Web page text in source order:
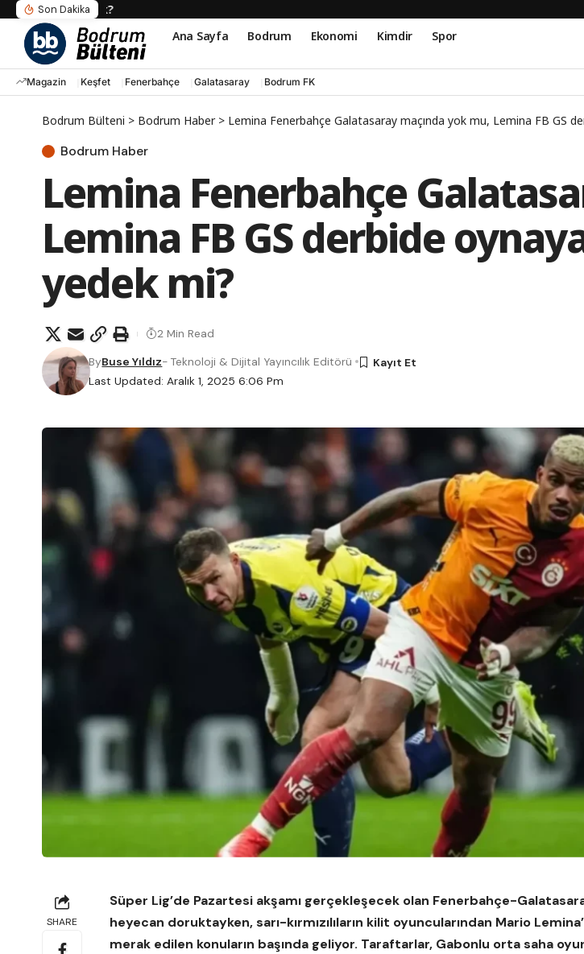
Son Dakika
Süleyman Soylu’dan Sert Yanıt: Beni İffetsiz Ortamda Arayamaz! O Telefonun Perde
Ana Sayfa
Bodrum Ekonomi Kimdir Spor
Magazin Keşfet Fenerbahçe Galatasaray Bodrum FK
Bodrum Bülteni > Bodrum Haber> Lemina Fenerbahçe Galatasaray maçında yok mu, Lemina FB GS
Bodrum Haber
Lemina Fenerbahçe
Lemina FB GS derbide
yedek mi?
Last Updated: Aralık 1, 2025 6:06 Pm
ByBuse Yıldız- Teknoloji & Dijital Yayıncılık Editörü
2 Min Read
SHARE
Süper Lig’de Pazartesi akşamı gerçekleşecek olan Fenerbahçe-
heyecan doruktayken, sarı-kırmızılıların kilit oyuncularından Mario
merak edilen konuların başında geliyor. Taraftarlar, Gabonlu orta saha